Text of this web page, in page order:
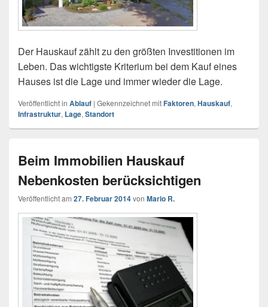
Der Hauskauf zählt zu den größten Investitionen im
Leben. Das wichtigste Kriterium bei dem Kauf eines
Hauses ist die Lage und immer wieder die Lage.
Veröffentlicht in Ablauf | Gekennzeichnet mitFaktoren, Hauskauf,
Infrastruktur, Lage, Standort
Beim Immobilien Hauskauf
Nebenkosten berücksichtigen
Veröffentlicht am 27. Februar 2014von Mario R.